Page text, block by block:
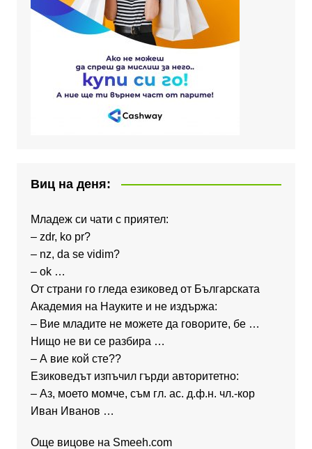
Виц на деня:
Младеж си чати с приятел:
– zdr, ko pr?
– nz, da se vidim?
– ok …
От страни го гледа езиковед от Българската
Академия на Науките и не издържа:
– Вие младите не можете да говорите, бе …
Нищо не ви се разбира …
– А вие кой сте??
Езиковедът изпъчил гърди авторитетно:
– Аз, моето момче, съм гл. ас. д.ф.н. чл.-кор
Иван Иванов …
Още вицове на Smeeh.com